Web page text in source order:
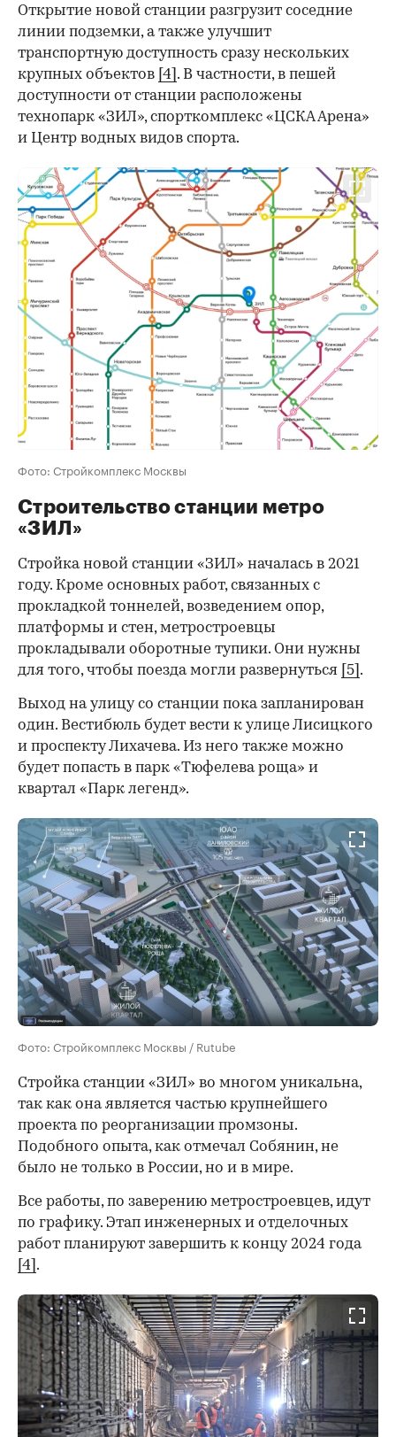
Открытие новой станции разгрузит соседние
линии подземки, а также улучшит
транспортную доступность сразу нескольких
крупных объектов [4] . В частности, в пешей
доступности от станции расположены
технопарк «ЗИЛ», спорткомплекс «ЦСКА Арена»
и Центр водных видов спорта.
Фото: Стройкомплекс Москвы
Строительство станции метро
«ЗИЛ»
Стройка новой станции «ЗИЛ» началась в 2021
году. Кроме основных работ, связанных с
прокладкой тоннелей, возведением опор,
платформы и стен, метростроевцы
прокладывали оборотные тупики. Они нужны
для того, чтобы поезда могли развернуться [5] .
Выход на улицу со станции пока запланирован
один. Вестибюль будет вести к улице Лисицкого
и проспекту Лихачева. Из него также можно
будет попасть в парк «Тюфелева роща» и
квартал «Парк легенд».
Фото: Стройкомплекс Москвы / Rutube
Стройка станции «ЗИЛ» во многом уникальна,
так как она является частью крупнейшего
проекта по реорганизации промзоны.
Подобного опыта, как отмечал Собянин, не
было не только в России, но и в мире.
Все работы, по заверению метростроевцев, идут
по графику. Этап инженерных и отделочных
работ планируют завершить к концу 2024 года
[4] .